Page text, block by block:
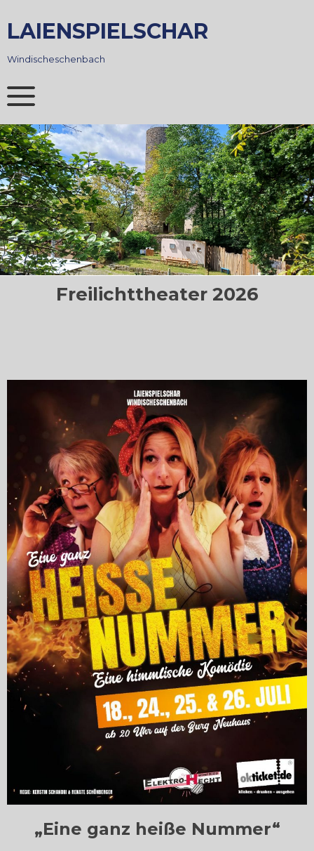
to
content
LAIENSPIELSCHAR
Windischeschenbach
Freilichttheater 2026
„Eine ganz heiße Nummer“